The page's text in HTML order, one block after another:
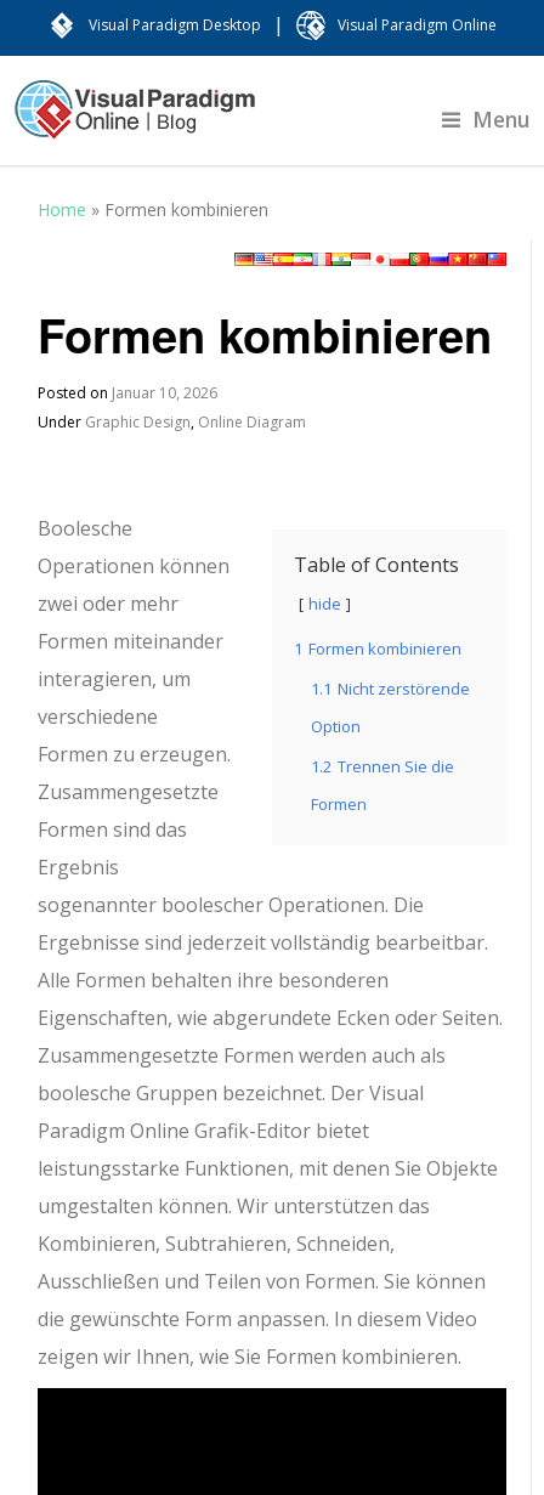
Visual Paradigm Desktop | Visual Paradigm Online
Menu
Home » Formen kombinieren
Formen kombinieren
Posted on Januar 10, 2026
Under Graphic Design, Online Diagram
Table of Contents
hide
1 Formen kombinieren
1.1 Nicht zerstörende
Option
1.2 Trennen Sie die
Formen
Boolesche
Operationen können
zwei oder mehr
Formen miteinander
interagieren, um
verschiedene
Formen zu erzeugen.
Zusammengesetzte
Formen sind das
Ergebnis
sogenannter boolescher Operationen. Die
Ergebnisse sind jederzeit vollständig bearbeitbar.
Alle Formen behalten ihre besonderen
Eigenschaften, wie abgerundete Ecken oder Seiten.
Zusammengesetzte Formen werden auch als
boolesche Gruppen bezeichnet. Der Visual
Paradigm Online Grafik-Editor bietet
leistungsstarke Funktionen, mit denen Sie Objekte
umgestalten können. Wir unterstützen das
Kombinieren, Subtrahieren, Schneiden,
Ausschließen und Teilen von Formen. Sie können
die gewünschte Form anpassen. In diesem Video
zeigen wir Ihnen, wie Sie Formen kombinieren.